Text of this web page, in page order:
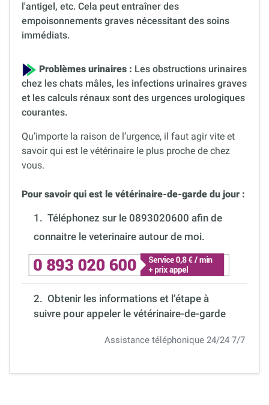
l'antigel, etc. Cela peut entraîner des
empoisonnements graves nécessitant des soins
immédiats.
Problèmes urinaires : Les obstructions urinaires
chez les chats mâles, les infections urinaires graves
et les calculs rénaux sont des urgences urologiques
courantes.
Qu’importe la raison de l’urgence, il faut agir vite et
savoir qui est le vétérinaire le plus proche de chez
vous.
Pour savoir qui est le vétérinaire-de-garde du jour :
1. Téléphonez sur le 0893020600 afin de
connaitre le veterinaire autour de moi.
2. Obtenir les informations et l’étape à
suivre pour appeler le vétérinaire-de-garde
Assistance téléphonique 24/24 7/7